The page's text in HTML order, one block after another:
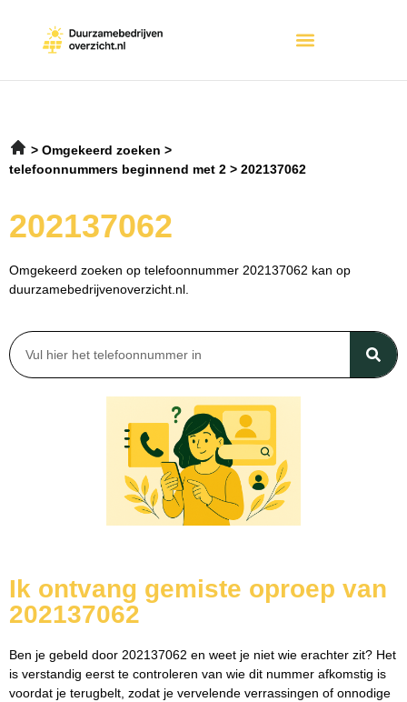
Omgekeerd zoeken
telefoonnummers beginnend met 2
202137062
202137062
Omgekeerd zoeken op telefoonnummer 202137062 kan op
duurzamebedrijvenoverzicht.nl.
Ik ontvang gemiste oproep van
202137062
Ben je gebeld door 202137062 en weet je niet wie erachter zit? Het
is verstandig eerst te controleren van wie dit nummer afkomstig is
voordat je terugbelt, zodat je vervelende verrassingen of onnodige